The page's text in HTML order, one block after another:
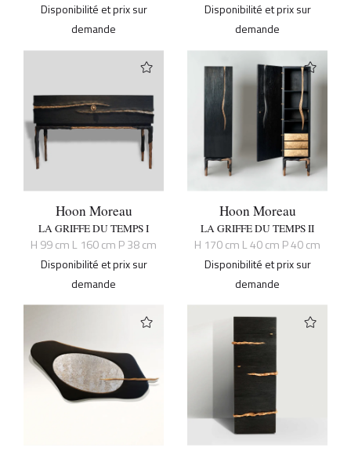
Disponibilité et prix sur
demande
Disponibilité et prix sur
demande
Hoon Moreau
LA GRIFFE DU TEMPS I
H 99 cm L 160 cm P 38 cm
Disponibilité et prix sur
demande
Hoon Moreau
LA GRIFFE DU TEMPS II
H 170 cm L 40 cm P 40 cm
Disponibilité et prix sur
demande